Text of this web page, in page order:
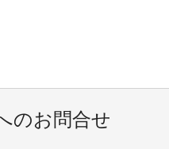
のお問合せ